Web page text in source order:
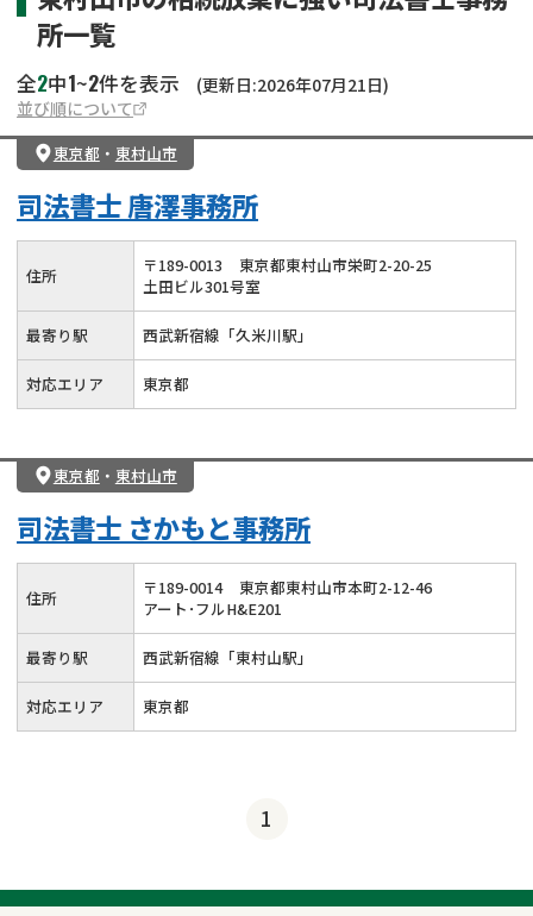
所一覧
全2中1~2件を表示
(更新日:2026年07月21日)
並び順について
東京都 ・ 東村山市
司法書士 唐澤事務所
住所 〒189-0013
東京都東村山市栄町2-20-25
土田ビル301号室
最寄り駅 西武新宿線「久米川駅」
対応エリア 東京都
東京都 ・ 東村山市
司法書士 さかもと事務所
住所 〒189-0014
東京都東村山市本町2-12-46
アート･フルH&E201
最寄り駅 西武新宿線「東村山駅」
対応エリア 東京都
1